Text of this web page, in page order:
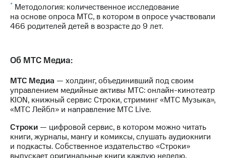
* Методология: количественное исследование
на основе опроса МТС, в котором в опросе участвовали
466 родителей детей в возрасте до 9 лет.
Об МТС Медиа:
МТС Медиа — холдинг, объединивший под своим
управлением медийные активы МТС: онлайн-кинотеатр
KION, книжный сервис Строки, стриминг «МТС Музыка»,
«МТС Лейбл» и направление МТС Live.
Строки — цифровой сервис, в котором можно читать
книги, журналы, мангу и комиксы, слушать аудиокниги
и подкасты. Собственное издательство «Строки»